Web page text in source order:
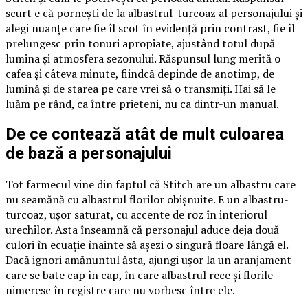
scurt e că pornești de la albastrul-turcoaz al personajului și
alegi nuanțe care fie îl scot în evidență prin contrast, fie îl
prelungesc prin tonuri apropiate, ajustând totul după
lumina și atmosfera sezonului. Răspunsul lung merită o
cafea și câteva minute, fiindcă depinde de anotimp, de
lumină și de starea pe care vrei să o transmiți. Hai să le
luăm pe rând, ca între prieteni, nu ca dintr-un manual.
De ce contează atât de mult culoarea
de bază a personajului
Tot farmecul vine din faptul că Stitch are un albastru care
nu seamănă cu albastrul florilor obișnuite. E un albastru-
turcoaz, ușor saturat, cu accente de roz în interiorul
urechilor. Asta înseamnă că personajul aduce deja două
culori în ecuație înainte să așezi o singură floare lângă el.
Dacă ignori amănuntul ăsta, ajungi ușor la un aranjament
care se bate cap în cap, în care albastrul rece și florile
nimeresc în registre care nu vorbesc între ele.